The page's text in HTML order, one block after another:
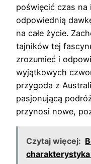
poświęcić czas na
odpowiednią
na całe życie.
tajników tej
zrozumieć i
wyjątkowych
przygoda z
pasjonującą
przynosi nowe,
Czytaj więcej: